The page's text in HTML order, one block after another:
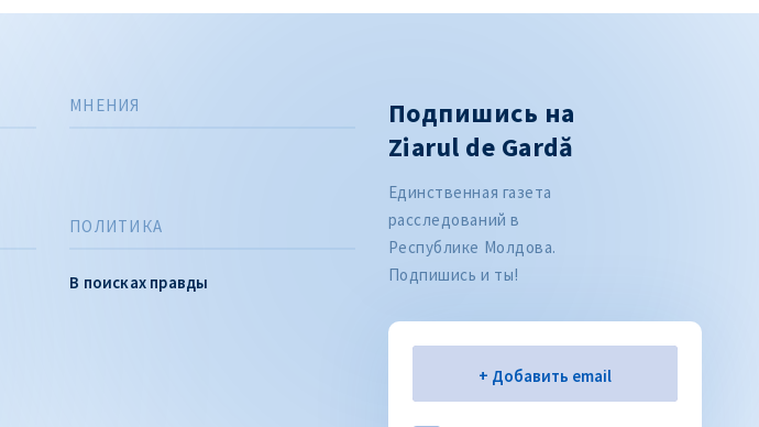
ПОЛИТИКА
В поисках правды
МНЕНИЯ
Подпишись на
Ziarul de Gardă
Единственная газета
расследований в
Республике Молдова.
Подпишись и ты!
Электронная почта
+ Добавить email